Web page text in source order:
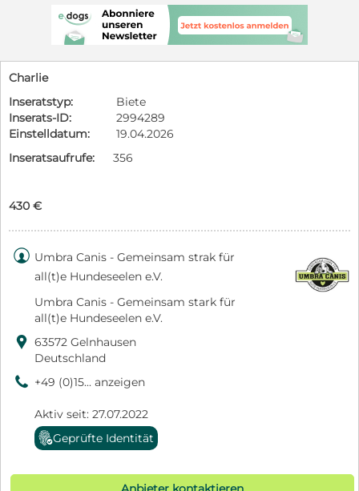
Charlie
Inseratstyp:
Biete
Inserats-ID:
2994289
Einstelldatum:
19.04.2026
Inseratsaufrufe:
356
430 €
 Umbra Canis - Gemeinsam strak für
all(t)e Hundeseelen e.V.
Umbra Canis - Gemeinsam stark für
all(t)e Hundeseelen e.V.
 63572 Gelnhausen
Deutschland
9 +49 (0)15... anzeigen
Aktiv seit: 27.07.2022
Geprüfte Identität